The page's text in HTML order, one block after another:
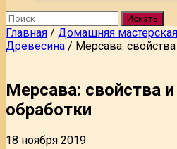
Искать
Главная / Домашняя мастерская
Древесина / Мерсава:
Мерсава: свойства
обработки
18 ноября 2019